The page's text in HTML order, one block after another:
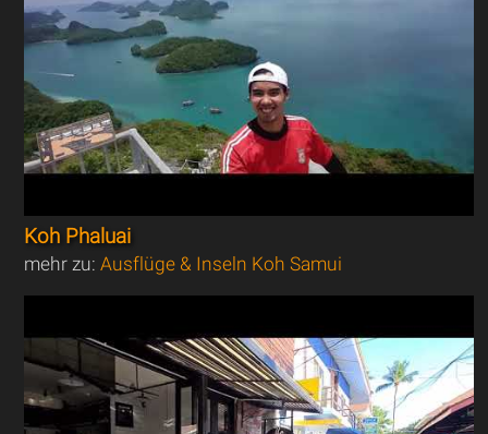
Koh Phaluai
mehr zu:Ausflüge & Inseln Koh Samui